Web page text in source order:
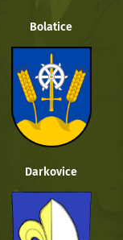
Bolatice
Darkovice